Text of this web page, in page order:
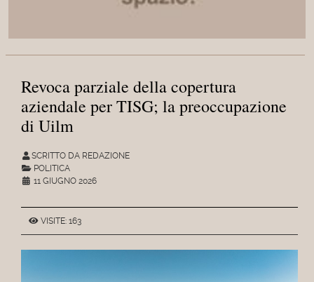
Revoca parziale della copertura
aziendale per TISG; la preoccupazione
di Uilm
SCRITTO DA REDAZIONE
POLITICA
11 GIUGNO 2026
VISITE: 163